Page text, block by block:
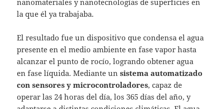
nanomateriales y nanotecnologías de superficies en
la que él ya trabajaba.
El resultado fue un dispositivo que condensa el agua
presente en el medio ambiente en fase vapor hasta
alcanzar el punto de rocío, logrando obtener agua
en fase líquida. Mediante unsistema automatizado
con sensores y microcontroladores, capaz de
operar las 24 horas del día, los 365 días del año, y